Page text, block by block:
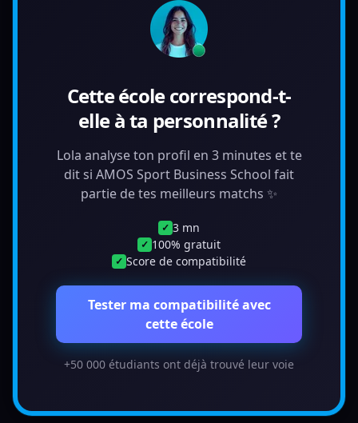
Cette école correspond-t-
elle à ta personnalité ?
Lola analyse ton profil en 3 minutes et te
dit si AMOS Sport Business School fait
partie de tes meilleurs matchs ✨
✓ 3 mn
✓ 100% gratuit
✓ Score de compatibilité
Tester ma compatibilité avec
cette école
+50 000 étudiants ont déjà trouvé leur voie